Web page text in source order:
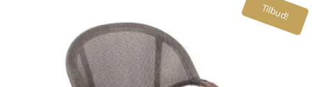
Tilbud!